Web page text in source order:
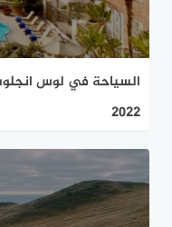
السياحة في لوس
2022